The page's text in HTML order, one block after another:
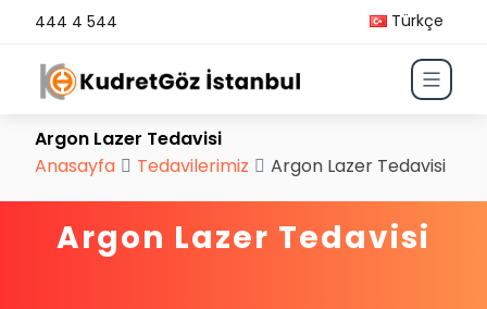
444 4 544 Türkçe
Argon Lazer Tedavisi
Anasayfa
Tedavilerimiz Argon Lazer Tedavisi
Argon Lazer Tedavisi